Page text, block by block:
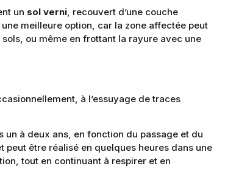
un sol verni, recouvert d’une couche
meilleure option, car la zone affectée peut
ou même en frottant la rayure avec une
à l’essuyage de traces
un à deux ans, en fonction du passage et du
peut être réalisé en quelques heures dans une
tout en continuant à respirer et en